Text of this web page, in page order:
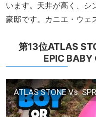
います。天井が高く、シ
豪邸です。カニエ・ウェ
第13位ATLAS
EPIC BABY